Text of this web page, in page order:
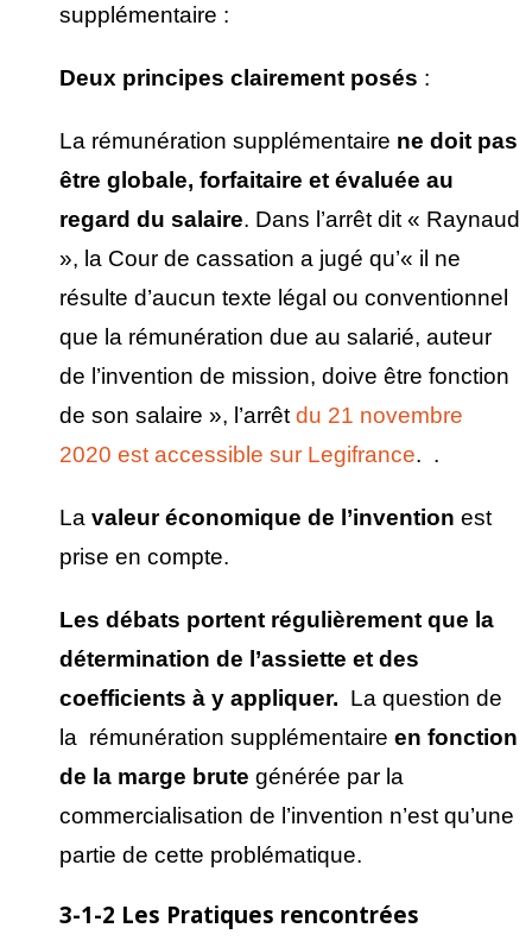
supplémentaire :
Deux principes clairement posés :
La rémunération supplémentaire ne doit pas
être globale, forfaitaire et évaluée au
regard du salaire. Dans l’arrêt dit « Raynaud
», la Cour de cassation a jugé qu’« il ne
résulte d’aucun texte légal ou conventionnel
que la rémunération due au salarié, auteur
de l’invention de mission, doive être fonction
de son salaire », l’arrêt du 21 novembre
2020 est accessible sur Legifrance. .
La valeuréconomique de l ’invention est
prise en compte.
Les débats portent régulièrement que la
détermination de l ’assiette et des
coefficients à y appliquer. La question de
la rémunération supplémentaire en fonction
de la marge brute générée par la
commercialisation de l’invention n’est qu’une
partie de cette problématique.
3-1-2 Les Pratiques rencontrées